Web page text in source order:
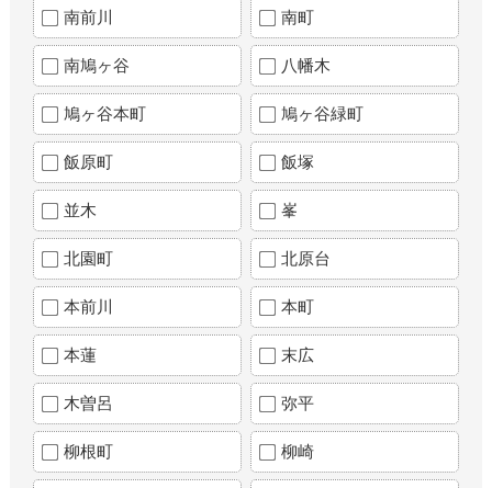
南前川 南町
南鳩ヶ谷 八幡木
鳩ヶ谷本町 鳩ヶ谷緑町
飯原町 飯塚
並木 峯
北園町 北原台
本前川 本町
本蓮 末広
木曽呂 弥平
柳根町 柳崎